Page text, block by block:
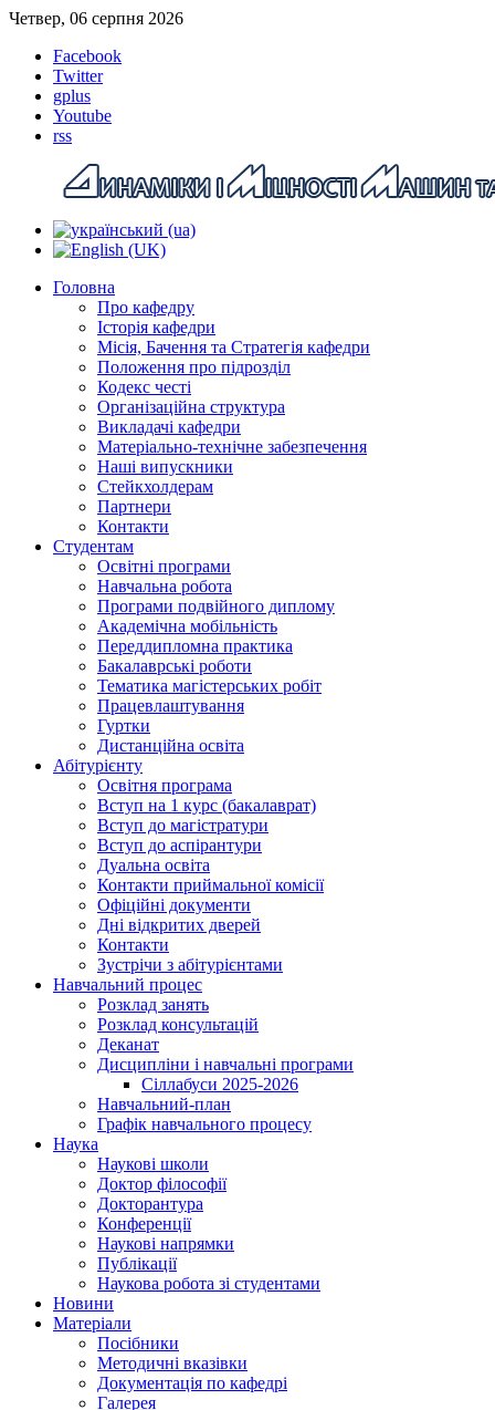
Четвер, 06 серпня 2026
Facebook
Twitter
gplus
Youtube
rss
Головна
Про кафедру
Історія кафедри
Місія, Бачення та Стратегія кафедри
Положення про підрозділ
Кодекс честі
Організаційна структура
Викладачі кафедри
Матеріально-технічне забезпечення
Наші випускники
Стейкхолдерам
Партнери
Контакти
Студентам
Освітні програми
Навчальна робота
Програми подвійного диплому
Академічна мобільність
Переддипломна практика
Бакалаврські роботи
Тематика магістерських робіт
Працевлаштування
Гуртки
Дистанційна освіта
Абітурієнту
Освітня програма
Вступ на 1 курс (бакалаврат)
Вступ до магістратури
Вступ до аспірантури
Дуальна освіта
Контакти приймальної комісії
Офіційні документи
Дні відкритих дверей
Контакти
Зустрічи з абітурієнтами
Навчальний процес
Розклад занять
Розклад консультацій
Деканат
Дисципліни і навчальні програми
Сіллабуси 2025-2026
Навчальний-план
Графік навчального процесу
Наука
Наукові школи
Доктор філософії
Докторантура
Конференції
Наукові напрямки
Публікації
Наукова робота зі студентами
Новини
Матеріали
Посібники
Методичні вказівки
Документація по кафедрі
Галерея